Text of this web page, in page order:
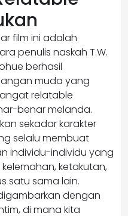
film ini adalah
penulis naskah T.W.
berhasil
muda yang
relatable
benar melanda.
sekadar karakter
selalu membuat
individu-individu yang
ketakutan,
satu sama lain.
dengan
di mana kita